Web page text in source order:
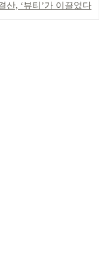
산, ‘뷰티’가 이끌었다